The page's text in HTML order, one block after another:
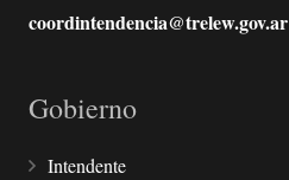
coordintendencia@trelew.gov.ar
Gobierno
Intendente